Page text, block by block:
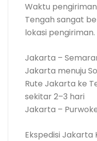
Waktu
Tengah sangat
lokasi
Jakarta –
Jakarta menuju
Rute Jakarta ke
sekitar 2–3 hari
Jakarta –
Ekspedisi